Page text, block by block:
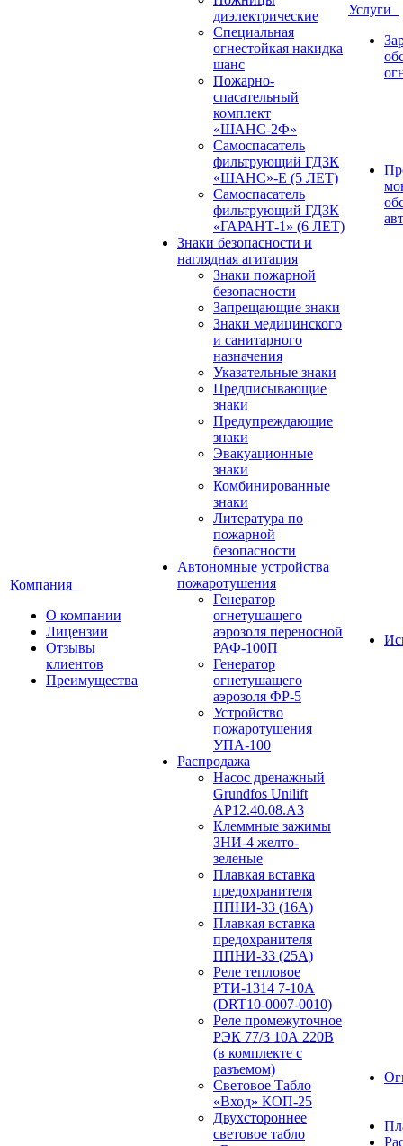
Компания
О компании
Лицензии
Отзывы
клиентов
Преимущества
диэлектрические
Специальная
огнестойкая накидка
шанс
Пожарно-
спасательный
комплект
«ШАНС-2Ф»
Самоспасатель
фильтрующий ГДЗК
«ШАНС»-Е (5 ЛЕТ)
Самоспасатель
фильтрующий ГДЗК
«ГАРАНТ-1» (6 ЛЕТ)
Знаки безопасности и
наглядная агитация
Знаки пожарной
безопасности
Запрещающие знаки
Знаки медицинского
и санитарного
назначения
Указательные знаки
Предписывающие
знаки
Предупреждающие
знаки
Эвакуационные
знаки
Комбинированные
знаки
Литература по
пожарной
безопасности
Автономные устройства
пожаротушения
Генератор
огнетушащего
аэрозоля переносной
РАФ-100П
Генератор
огнетушащего
аэрозоля ФР-5
Устройство
пожаротушения
УПА-100
Распродажа
Насос дренажный
Grundfos Unilift
АP12.40.08.A3
Клеммные зажимы
ЗНИ-4 желто-
зеленые
Плавкая вставка
предохранителя
ППНИ-33 (16А)
Плавкая вставка
предохранителя
ППНИ-33 (25А)
Реле тепловое
РТИ-1314 7-10А
(DRT10-0007-0010)
Реле промежуточное
РЭК 77/3 10А 220В
(в комплекте с
разъемом)
Световое Табло
«Вход» КОП-25
Двухстороннее
световое табло
Услуги